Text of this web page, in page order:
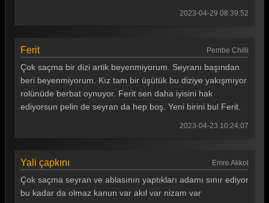
2023-04-29 08:39:52
Ferit Pembe Chilli
Çok saçma bir dizi artik beyenmiyorum. Seyranı başından
beri beyenmiyorum. Kız tam bir üşütük bu diziye yakışmıyor
rolünüde berbat oynuyor. Ferit sen daha iyisini hak
ediyorsun pelin de seyran da hep boş. Yeni birini bul Ferit.
2023-04-23 10:24:07
Yali çapkını Emre Akkol
Çok saçma seyran ve ablasının yaptıkları adamı sınır ediyor
bu kadar da olmaz kanun var akıl var nizam var